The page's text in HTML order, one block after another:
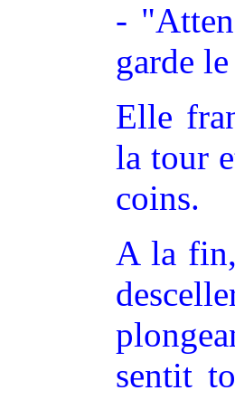
-
garde
Elle
la tour
coins.
A la
sentit